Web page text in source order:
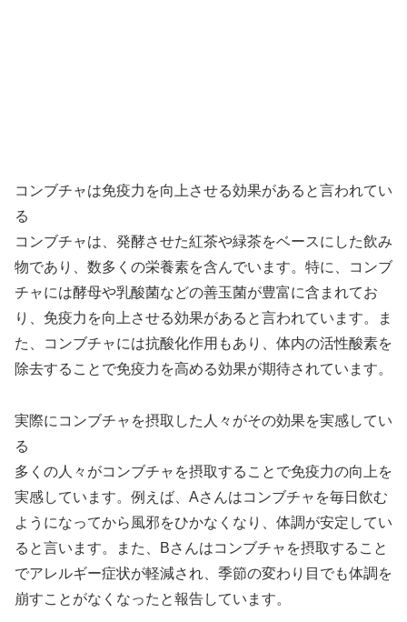
コンブチャは免疫力を向上させる効果があると言われてい
る
コンブチャは、発酵させた紅茶や緑茶をベースにした飲み
物であり、数多くの栄養素を含んでいます。特に、コンブ
チャには酵母や乳酸菌などの善玉菌が豊富に含まれてお
り、免疫力を向上させる効果があると言われています。ま
た、コンブチャには抗酸化作用もあり、体内の活性酸素を
除去することで免疫力を高める効果が期待されています。
実際にコンブチャを摂取した人々がその効果を実感してい
る
多くの人々がコンブチャを摂取することで免疫力の向上を
実感しています。例えば、Aさんはコンブチャを毎日飲む
ようになってから風邪をひかなくなり、体調が安定してい
ると言います。また、Bさんはコンブチャを摂取すること
でアレルギー症状が軽減され、季節の変わり目でも体調を
崩すことがなくなったと報告しています。